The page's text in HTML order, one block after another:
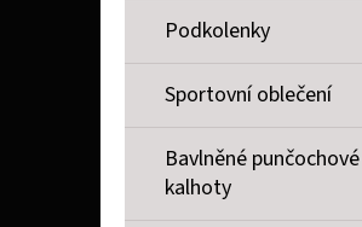
Podkolenky
Sportovní oblečení
Bavlněné punčochové
kalhoty